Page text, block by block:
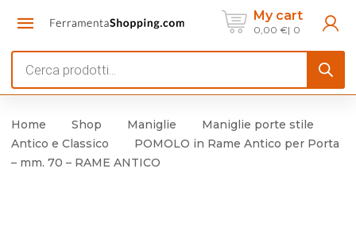
My cart
0,00 € 0
search
Home Shop Maniglie
Maniglie porte stile
Antico e Classico
POMOLO in Rame Antico per Porta
– mm. 70 – RAME ANTICO